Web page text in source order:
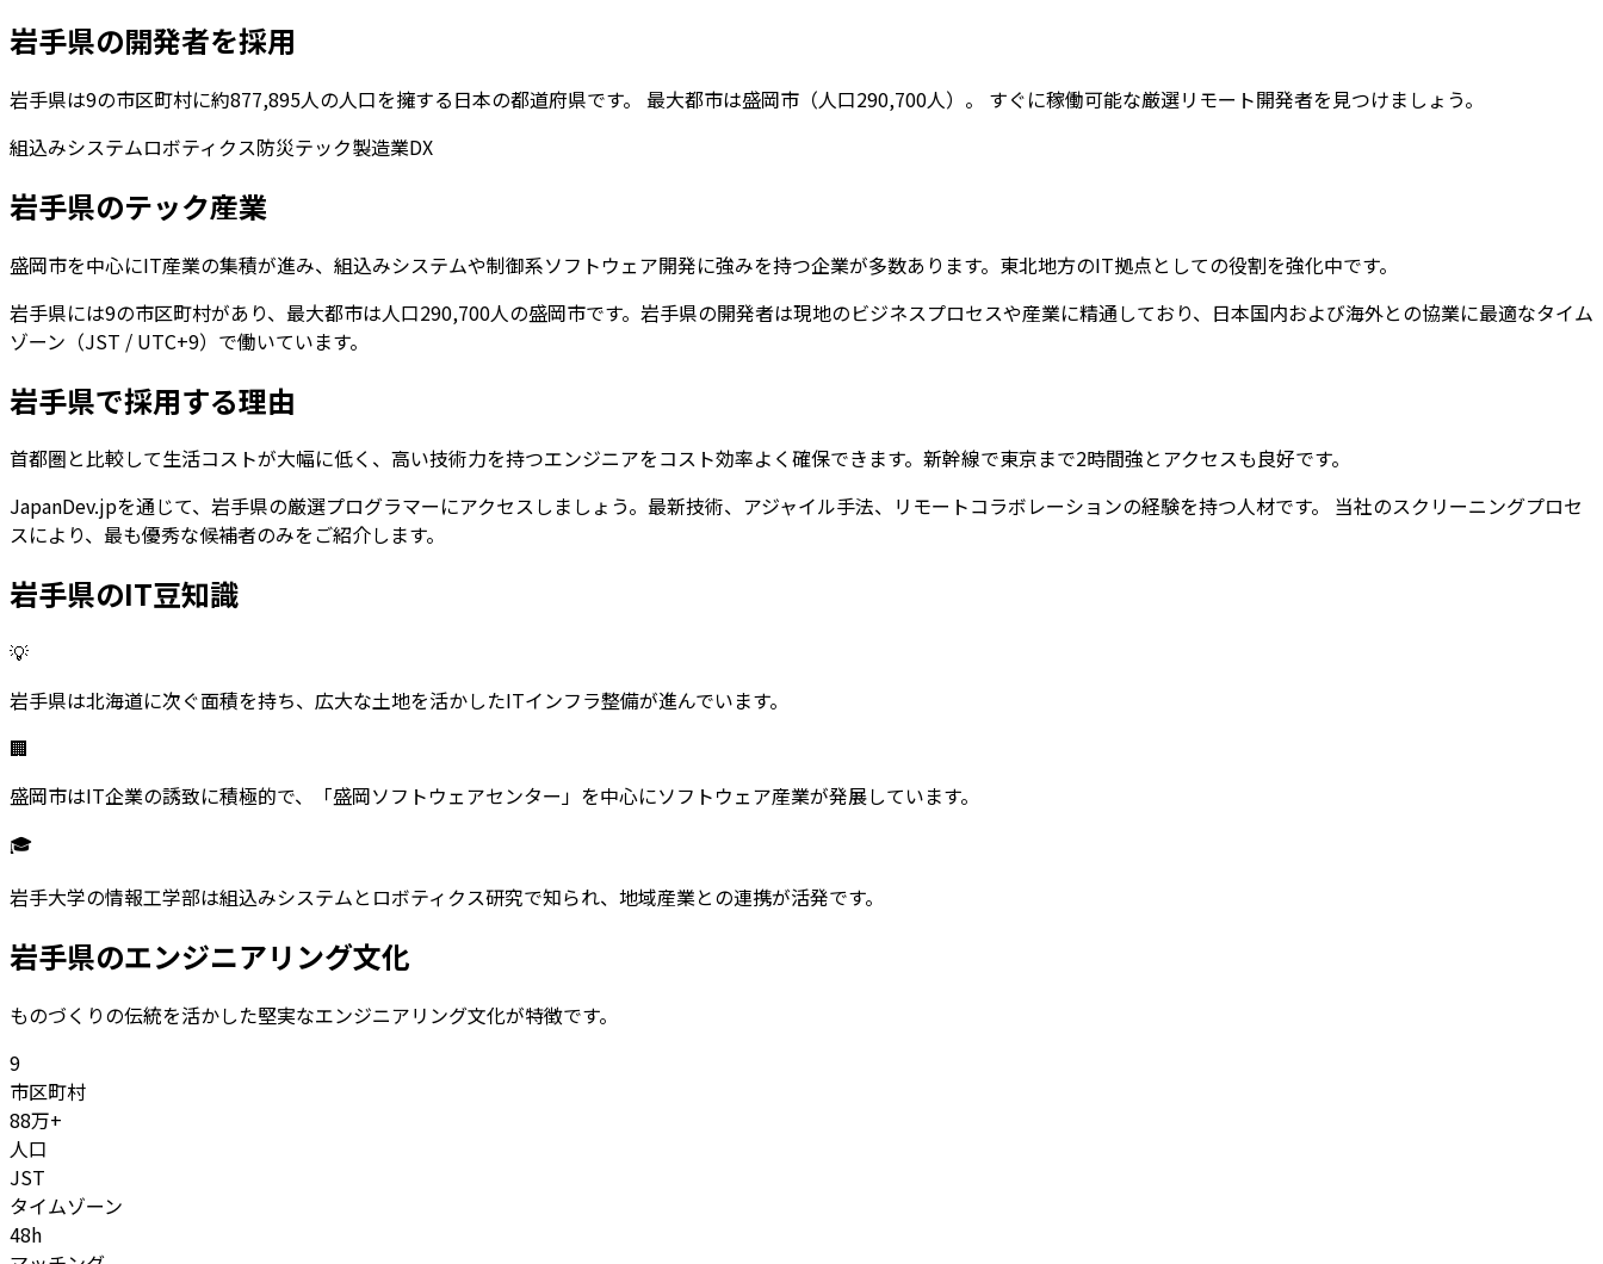
岩手県の開発者を採用
岩手県は9の市区町村に約877,895人の人口を擁する日本の都道府県です。 最大都市は盛岡市 （人口290,700人）。 すぐに稼働可能な厳選リモート開発者を見つけましょう。
組込みシステムロボティクス防災テック製造業DX
岩手県のテック産業
盛岡市を中心にIT産業の集積が進み、組込みシステムや制御系ソフトウェア開発に強みを持つ企業が多数あります。東北地方のIT拠点としての役割を強化中です。
岩手県には9の市区町村があり、最大都市は人口290,700人の盛岡市です。 岩手県の開発者は現地のビジネスプロセスや産業に精通しており、日本国内および海外との協業に最適なタイム
ゾーン（JST / UTC+9）で働いています。
岩手県で採用する理由
首都圏と比較して生活コストが大幅に低く、高い技術力を持つエンジニアをコスト効率よく確保できます。新幹線で東京まで2時間強とアクセスも良好です。
JapanDev.jpを通じて、 岩手県の厳選プログラマーにアクセスしましょう。最新技術、アジャイル手法、リモートコラボレーションの経験を持つ人材です。 当社のスクリーニングプロセ
スにより、最も優秀な候補者のみをご紹介します。
岩手県のIT豆知識
💡
岩手県は北海道に次ぐ面積を持ち、広大な土地を活かしたITインフラ整備が進んでいます。
🏢
盛岡市はIT企業の誘致に積極的で、「盛岡ソフトウェアセンター」を中心にソフトウェア産業が発展しています。
🎓
岩手大学の情報工学部は組込みシステムとロボティクス研究で知られ、地域産業との連携が活発です。
岩手県のエンジニアリング文化
ものづくりの伝統を活かした堅実なエンジニアリング文化が特徴です。
9
市区町村
88万+
人口
JST
タイムゾーン
48h